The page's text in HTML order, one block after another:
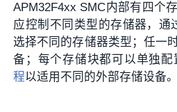
APM32F4xx SMC内部有四个
应控制不同类型的存储器，通
选择不同的存储器类型；任一
备；每个存储块都可以单独配
程以适用不同的外部存储设备。